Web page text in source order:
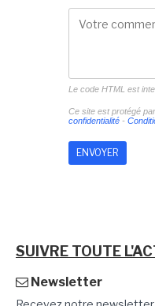
Le code HTML est
Ce site est protégé
confidentialité-
SUIVRE TOUTE
Newsletter